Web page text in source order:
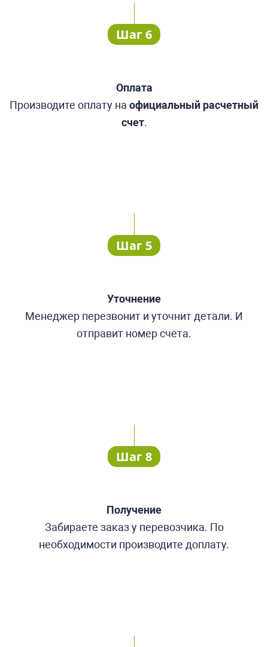
Шаг 6
Оплата
Производите оплату на официальный расчетный
счет.
Шаг 5
Уточнение
Менеджер перезвонит и уточнит детали. И
отправит номер счета.
Шаг 8
Получение
Забираете заказ у перевозчика. По
необходимости производите доплату.